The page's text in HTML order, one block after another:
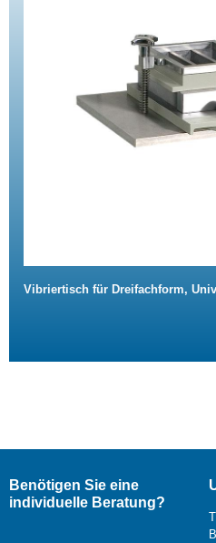
Vibriertisch für Dreifachform,
Benötigen Sie eine
individuelle Beratung?